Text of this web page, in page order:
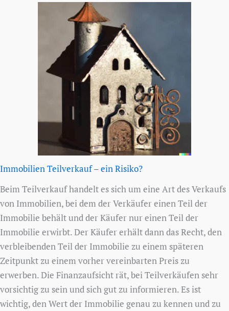
Immobilien Teilverkauf – ein Risiko?
Beim Teilverkauf handelt es sich um eine Art des Verkaufs
von Immobilien, bei dem der Verkäufer einen Teil der
Immobilie behält und der Käufer nur einen Teil der
Immobilie erwirbt. Der Käufer erhält dann das Recht, den
verbleibenden Teil der Immobilie zu einem späteren
Zeitpunkt zu einem vorher vereinbarten Preis zu
erwerben. Die Finanzaufsicht rät, bei Teilverkäufen sehr
vorsichtig zu sein und sich gut zu informieren. Es ist
wichtig, den Wert der Immobilie genau zu kennen und zu